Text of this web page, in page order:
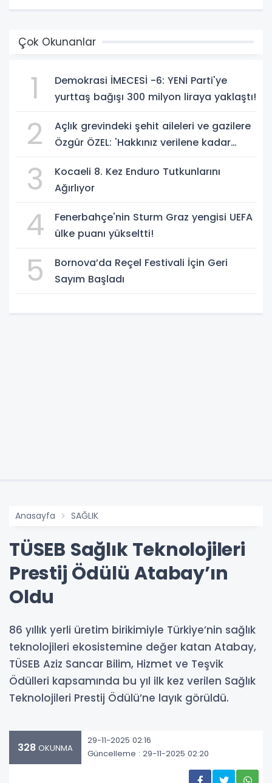
Çok Okunanlar
1
Demokrasi İMECESİ -6: YENİ Parti'ye
yurttaş bağışı 300 milyon liraya yaklaştı!
2
Açlık grevindeki şehit aileleri ve gazilere
Özgür ÖZEL: 'Hakkınız verilene kadar
3
Kocaeli 8. Kez Enduro Tutkunlarını
Ağırlıyor
4
Fenerbahçe'nin Sturm Graz yengisi UEFA
ülke puanı yükseltti!
5
Bornova’da Reçel Festivali İçin Geri
Sayım Başladı
Anasayfa SAĞLIK
TÜSEB Sağlık Teknolojileri
Prestij Ödülü Atabay’ın
Oldu
86 yıllık yerli üretim birikimiyle Türkiye’nin sağlık
teknolojileri ekosistemine değer katan Atabay,
TÜSEB Aziz Sancar Bilim, Hizmet ve Teşvik
Ödülleri kapsamında bu yıl ilk kez verilen Sağlık
Teknolojileri Prestij Ödülü’ne layık görüldü.
328 OKUNMA
29-11-2025 02:16
Güncelleme : 29-11-2025 02:20